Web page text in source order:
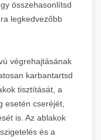
összehasonlítsd
legkedvezőbb
végrehajtásának
karbantartsd
tisztítását, a
esetén cseréjét,
is. Az ablakok
és a